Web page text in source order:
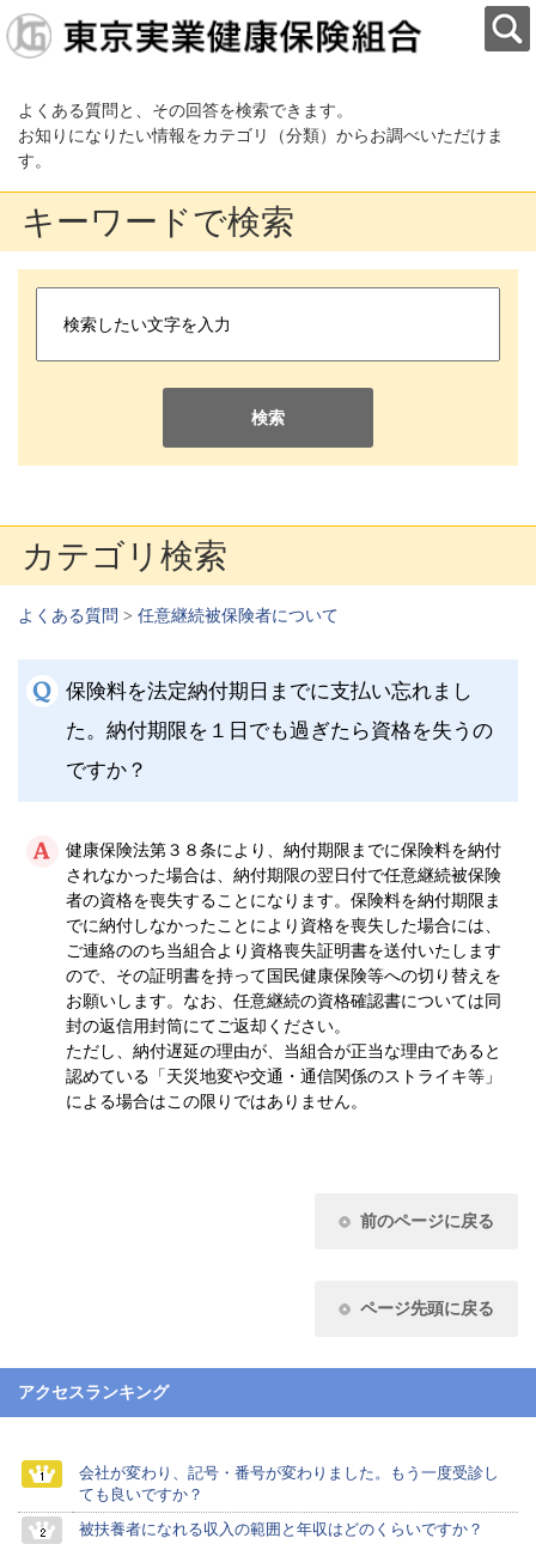
よくある質問と、その回答を検索できます。
お知りになりたい情報をカテゴリ（分類）からお調べいただけま
す。
キーワードで検索
検索
カテゴリ検索
よくある質問 > 任意継続被保険者について
保険料を法定納付期日までに支払い忘れまし
た。納付期限を１日でも過ぎたら資格を失うの
ですか？
健康保険法第３８条により、納付期限までに保険料を納付
されなかった場合は、納付期限の翌日付で任意継続被保険
者の資格を喪失することになります。保険料を納付期限ま
でに納付しなかったことにより資格を喪失した場合には、
ご連絡ののち当組合より資格喪失証明書を送付いたします
ので、その証明書を持って国民健康保険等への切り替えを
お願いします。なお、任意継続の資格確認書については同
封の返信用封筒にてご返却ください。
ただし、納付遅延の理由が、当組合が正当な理由であると
認めている「天災地変や交通・通信関係のストライキ等」
による場合はこの限りではありません。
前のページに戻る
ページ先頭に戻る
アクセスランキング
会社が変わり、記号・番号が変わりました。もう一度受診し
ても良いですか？
被扶養者になれる収入の範囲と年収はどのくらいですか？